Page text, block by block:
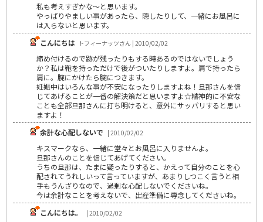
私も考えすぎかな～と思います。
やっぱりやましい事があったら、隠したりして、一緒にお風呂に
は入らないと思います。
こんにちは トフィーナッツさん | 2010/02/02
締め付けるので跡が残ったりもする時あるのではないでしょう
か？私は鞄を持っただけで後がついたりしますよ。肩で持ったら
肩に。腕にかけたら腕につきます。
妊娠中はいろんな事が不安になったりしますよね！旦那さんを信
じてあげることが一番の解決策だと思いますよ☆精神的に不安な
ことも全部旦那さんに打ち明けると、意外にサッパリすると思い
ますよ！
余計な心配しないで | 2010/02/02
キスマークなら、一緒に堂々とお風呂に入りませんよ。
旦那さんのことを信じてあげてください。
うちの旦那は、たまに疑ったりすると、かえって自分のことを心
配されてうれしいって言っていますが、あまりしつこく言うと相
手もうんざりなので、過剰な心配しないでくださいね。
今は余計なことを考えないで、出産準備に専念してくださいね。
こんにちは。
| 2010/02/02